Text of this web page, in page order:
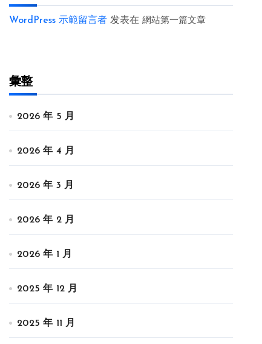
WordPress 示範留言者 发表在 網站第一篇文章
彙整
2026 年 5 月
2026 年 4 月
2026 年 3 月
2026 年 2 月
2026 年 1 月
2025 年 12 月
2025 年 11 月